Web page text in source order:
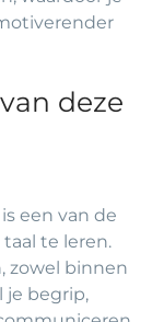
deze
is een van de
te leren.
zowel binnen
je begrip,